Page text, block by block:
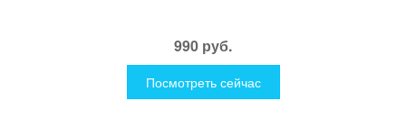
990 руб.
Посмотреть сейчас